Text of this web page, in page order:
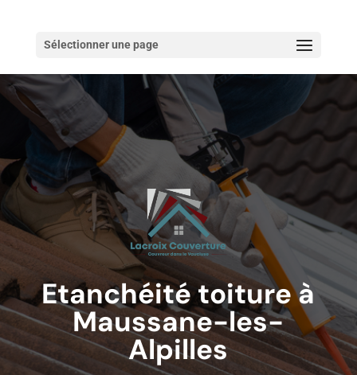
Sélectionner une page
Etanchéité toiture à
Maussane-les-
Alpilles